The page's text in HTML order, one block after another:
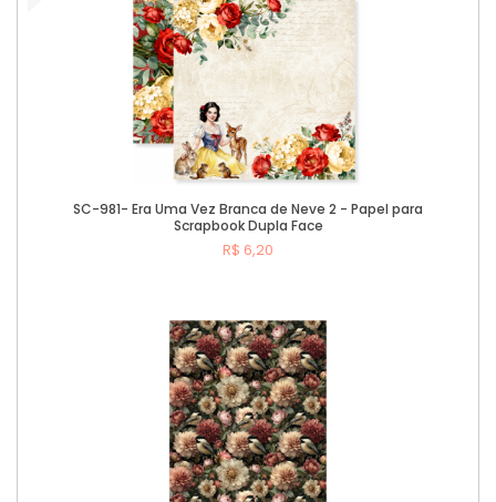
SC-981- Era Uma Vez Branca de Neve 2 - Papel para
Scrapbook Dupla Face
R$ 6,20